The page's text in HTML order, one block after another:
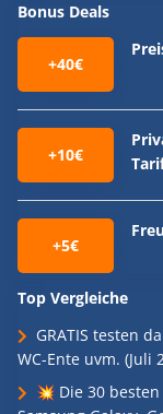
Bonus Deals
+40€
+10€
+5€
Top Vergleiche
GRATIS testen
WC-Ente uvm. (Juli
💥 Die 30